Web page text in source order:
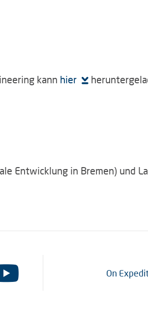
kann hier
Entwicklung in Bremen) und
On